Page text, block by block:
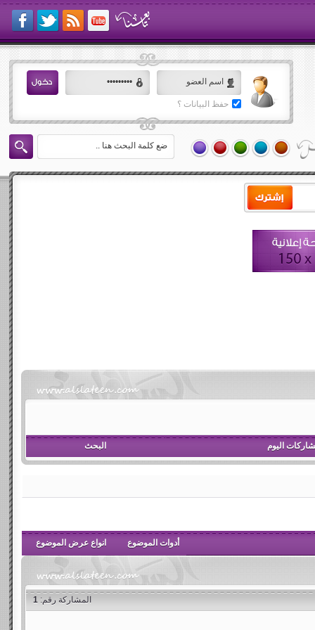
حفظ البيانات ؟
اليوم البحث
أدوات الموضوع انواع عرض الموضوع
المشاركة رقم:1